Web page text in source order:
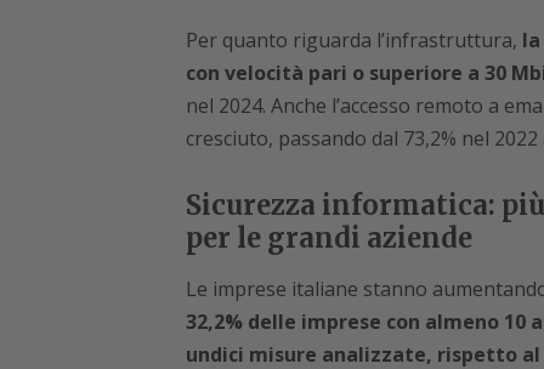
Per quanto riguarda l’infrastruttura,
con velocità pari o superiore a 30
nel 2024. Anche l’accesso remoto a
cresciuto, passando dal 73,2% nel 2022
Sicurezza informatica:
per le grandi aziende
Le imprese italiane stanno
32,2% delle imprese con almeno
undici misure analizzate, rispetto al